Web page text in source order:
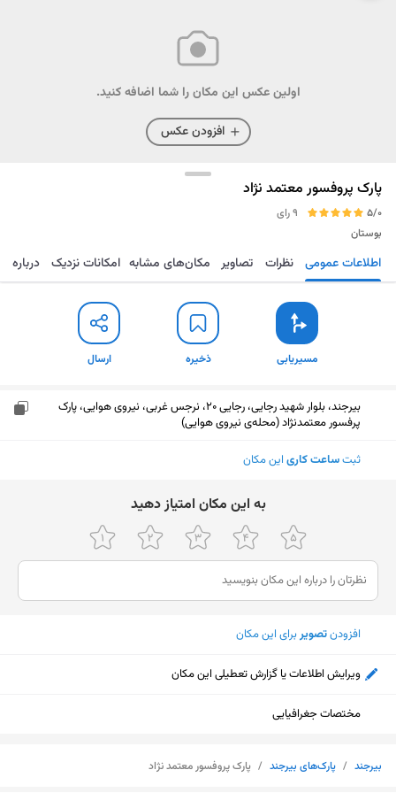
اولین عکس این مکان را شما اضافه کنید.
افزودن عکس
پارک پروفسور معتمد نژاد
5/0
9 رای
بوستان
مسیریابی ذخیره ارسال اطلاعات عمومی نظرات تصاویر مکان‌های مشابه امکانات نزدیک درباره
مسیریابی ذخیره ارسال
بیرجند، بلوار شهید رجایی، رجایی 20، نرجس غربی، نیروی هوایی، پارک
پرفسور معتمدنژاد (محله‌ی نیروی هوایی)
ثبتساعت کاری این مکان
ﺑﻪ اﯾﻦ ﻣﮑﺎن اﻣﺘﯿﺎز دﻫﯿﺪ
افزودنتصویربرای این مکان
ویرایش اطلاعات یا گزارش تعطیلی این مکان
مختصات جغرافیایی
بیرجند / پارک‌های بیرجند / پارک پروفسور معتمد نژاد